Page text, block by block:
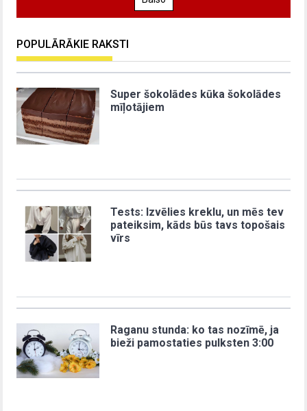
POPULĀRĀKIE RAKSTI
Super šokolādes kūka šokolādes
mīļotājiem
Tests: Izvēlies kreklu, un mēs tev
pateiksim, kāds būs tavs topošais
vīrs
Raganu stunda: ko tas nozīmē, ja
bieži pamostaties pulksten 3:00